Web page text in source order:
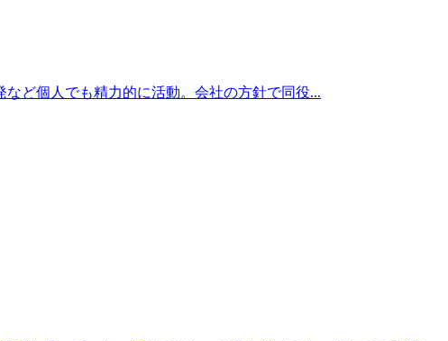
など個人でも精力的に活動。会社の方針で同役...